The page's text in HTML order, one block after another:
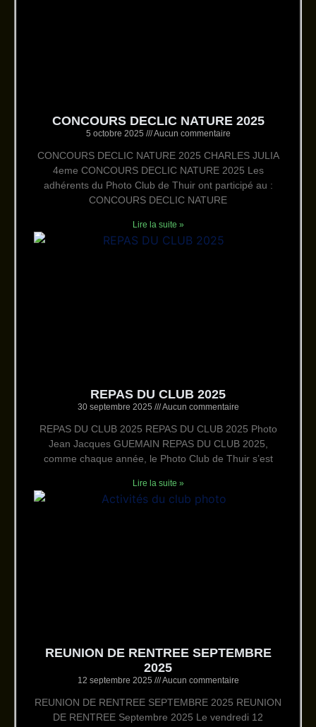
CONCOURS DECLIC NATURE 2025
5 octobre 2025 Aucun commentaire
CONCOURS DECLIC NATURE 2025 CHARLES JULIA
4eme CONCOURS DECLIC NATURE 2025 Les
adhérents du Photo Club de Thuir ont participé au :
CONCOURS DECLIC NATURE
Lire la suite »
REPAS DU CLUB 2025
30 septembre 2025 Aucun commentaire
REPAS DU CLUB 2025 REPAS DU CLUB 2025 Photo
Jean Jacques GUEMAIN REPAS DU CLUB 2025,
comme chaque année, le Photo Club de Thuir s’est
Lire la suite »
REUNION DE RENTREE SEPTEMBRE
2025
12 septembre 2025 Aucun commentaire
REUNION DE RENTREE SEPTEMBRE 2025 REUNION
DE RENTREE Septembre 2025 Le vendredi 12